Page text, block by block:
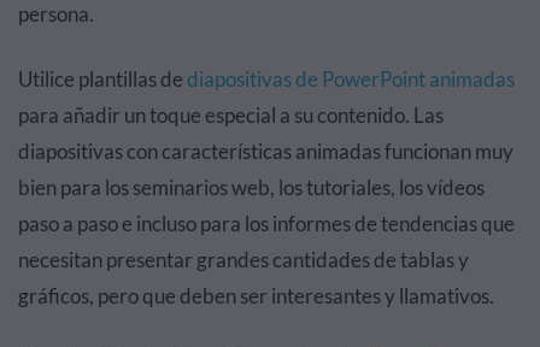
persona.
Utilice plantillas dediapositivas de PowerPoint animadas
para añadir un toque especial a su contenido. Las
diapositivas con características animadas funcionan muy
bien para los seminarios web, los tutoriales, los vídeos
paso a paso e incluso para los informes de tendencias que
necesitan presentar grandes cantidades de tablas y
gráficos, pero que deben ser interesantes y llamativos.